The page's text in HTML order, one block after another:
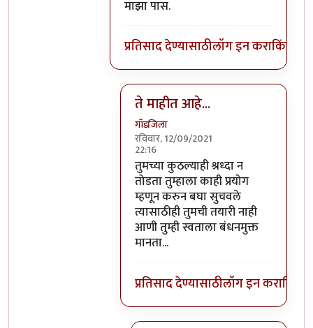
In reply to
माझा पास.
प्रतिसाद देण्यासाठीलॉग इन कराकिंवा
ते माहीत आहे...
गॉडजिला
रविवार, 12/09/2021
22:16
In reply toमाझा पास.by
तुमच्या कुठल्याही श्रध्दा न
तोडता तुम्हाला काही प्रयोग
म्हणून करुन बघा सुचवले
त्यासाठीही तुमची तयारी नाही
आणी तुम्ही स्वताला बंधनमुक्त
मानता...
प्रतिसाद देण्यासाठीलॉग इन कराकिंवा